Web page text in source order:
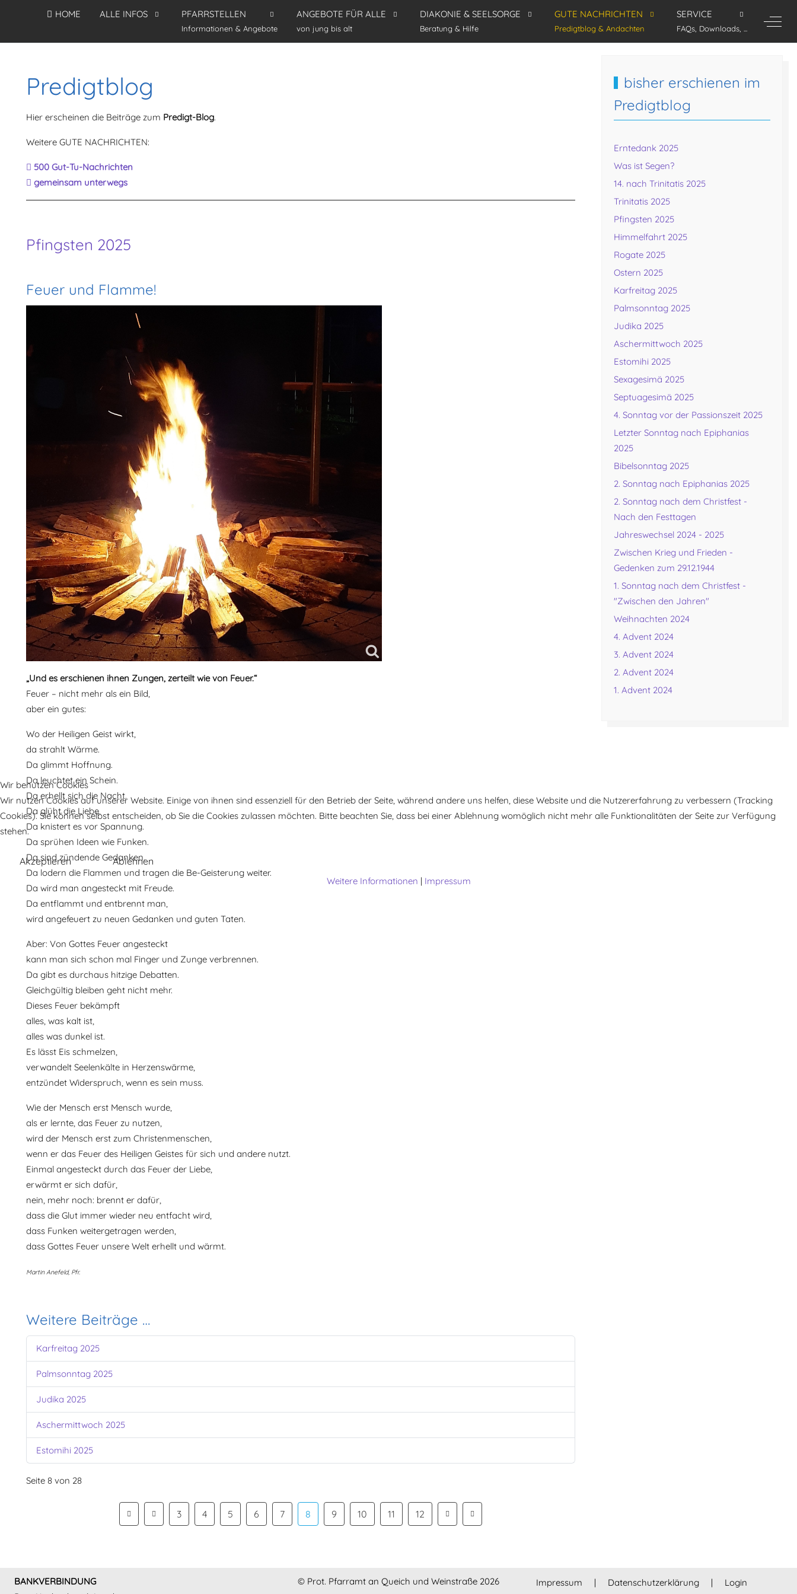
HOME ALLE INFOS PFARRSTELLEN
Informationen & Angebote
ANGEBOTE FÜR ALLE
von jung bis alt
DIAKONIE & SEELSORGE
Beratung & Hilfe
GUTE NACHRICHTEN
Predigtblog & Andachten
SERVICE
FAQs, Downloads, ...
Off-
Predigtblog
Hier erscheinen die Beiträge zum Predigt-Blog.
Weitere GUTE NACHRICHTEN:
500 Gut-Tu-Nachrichten
gemeinsam unterwegs
Pfingsten 2025
Feuer und Flamme!
„Und es erschienen ihnen Zungen, zerteilt wie von Feuer.“
Feuer – nicht mehr als ein Bild,
aber ein gutes:
Wo der Heiligen Geist wirkt,
da strahlt Wärme.
Da glimmt Hoffnung.
Da leuchtet ein Schein.
Da erhellt sich die Nacht.
Da glüht die Liebe.
Da knistert es vor Spannung.
Da sprühen Ideen wie Funken.
Da sind zündende Gedanken.
Da lodern die Flammen und tragen die Be-Geisterung weiter.
Da wird man angesteckt mit Freude.
Da entflammt und entbrennt man,
wird angefeuert zu neuen Gedanken und guten Taten.
Aber: Von Gottes Feuer angesteckt
kann man sich schon mal Finger und Zunge verbrennen.
Da gibt es durchaus hitzige Debatten.
Gleichgültig bleiben geht nicht mehr.
Dieses Feuer bekämpft
alles, was kalt ist,
alles was dunkel ist.
Es lässt Eis schmelzen,
verwandelt Seelenkälte in Herzenswärme,
entzündet Widerspruch, wenn es sein muss.
Wie der Mensch erst Mensch wurde,
als er lernte, das Feuer zu nutzen,
wird der Mensch erst zum Christenmenschen,
wenn er das Feuer des Heiligen Geistes für sich und andere nutzt.
Einmal angesteckt durch das Feuer der Liebe,
erwärmt er sich dafür,
nein, mehr noch: brennt er dafür,
dass die Glut immer wieder neu entfacht wird,
dass Funken weitergetragen werden,
dass Gottes Feuer unsere Welt erhellt und wärmt.
Martin Anefeld, Pfr.
Weitere Beiträge …
Karfreitag 2025
Palmsonntag 2025
Judika 2025
Aschermittwoch 2025
Estomihi 2025
Seite 8 von 28
3 4 5 6 7 8 9 10 11 12
bisher erschienen im
Predigtblog
Erntedank 2025
Was ist Segen?
14. nach Trinitatis 2025
Trinitatis 2025
Pfingsten 2025
Himmelfahrt 2025
Rogate 2025
Ostern 2025
Karfreitag 2025
Palmsonntag 2025
Judika 2025
Aschermittwoch 2025
Estomihi 2025
Sexagesimä 2025
Septuagesimä 2025
4. Sonntag vor der Passionszeit 2025
Letzter Sonntag nach Epiphanias
2025
Bibelsonntag 2025
2. Sonntag nach Epiphanias 2025
2. Sonntag nach dem Christfest -
Nach den Festtagen
Jahreswechsel 2024 - 2025
Zwischen Krieg und Frieden -
Gedenken zum 29.12.1944
1. Sonntag nach dem Christfest -
"Zwischen den Jahren"
Weihnachten 2024
4. Advent 2024
3. Advent 2024
2. Advent 2024
1. Advent 2024
BANKVERBINDUNG
© Prot. Pfarramt an Queich und Weinstraße 2026 Impressum | Datenschutzerklärung | Login
Wir benutzen Cookies
Wir nutzen Cookies auf unserer Website. Einige von ihnen sind essenziell für den Betrieb der Seite, während andere uns helfen, diese Website und die Nutzererfahrung zu verbessern (Tracking
Cookies). Sie können selbst entscheiden, ob Sie die Cookies zulassen möchten. Bitte beachten Sie, dass bei einer Ablehnung womöglich nicht mehr alle Funktionalitäten der Seite zur Verfügung
stehen.
Akzeptieren Ablehnen
Weitere Informationen | Impressum